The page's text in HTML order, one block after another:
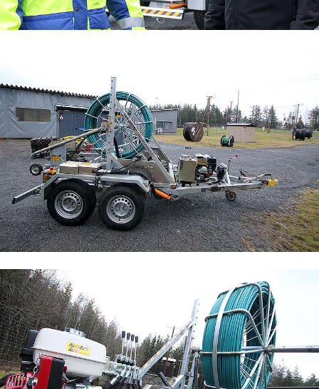
Kiinteistöpalvelut
Kuljetus ja logistiikka
Kumitekniikka
Liiketalous ja kaupan ala
Maarakennus
Matkailu- ja ravitsemisala
Media-ala ja viestintätekniikka
Rakentaminen
Sisustaminen ja pintakäsittely
Sosiaali- ja terveysala